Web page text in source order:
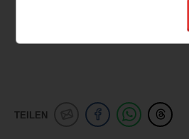
TEILEN